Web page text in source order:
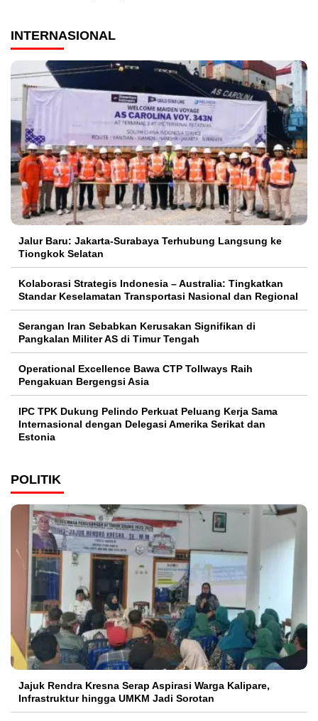
INTERNASIONAL
Jalur Baru: Jakarta-Surabaya Terhubung Langsung ke
Tiongkok Selatan
Kolaborasi Strategis Indonesia – Australia: Tingkatkan
Standar Keselamatan Transportasi Nasional dan Regional
Serangan Iran Sebabkan Kerusakan Signifikan di
Pangkalan Militer AS di Timur Tengah
Operational Excellence Bawa CTP Tollways Raih
Pengakuan Bergengsi Asia
IPC TPK Dukung Pelindo Perkuat Peluang Kerja Sama
Internasional dengan Delegasi Amerika Serikat dan
Estonia
POLITIK
Jajuk Rendra Kresna Serap Aspirasi Warga Kalipare,
Infrastruktur hingga UMKM Jadi Sorotan